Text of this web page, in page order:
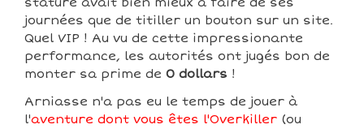
journées que de titiller un bouton sur un site.
Quel VIP ! Au vu de cette impressionante
performance, les autorités ont jugés bon de
monter sa prime de 0 dollars !
Arniasse n'a pas eu le temps de jouer à
l'aventure dont vous êtes l'Overkiller (ou